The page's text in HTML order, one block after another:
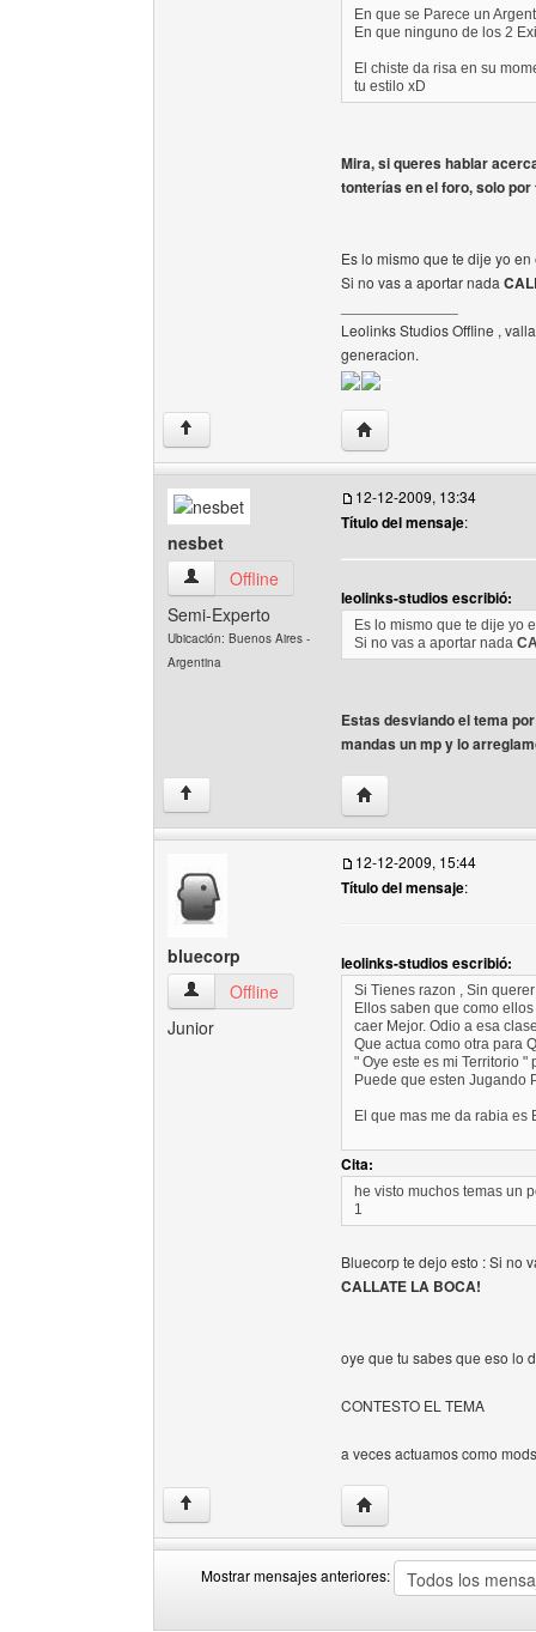
En que se Parece un
En que ninguno de los 2
El chiste da risa en su
tu estilo xD
Mira, si queres hablar
tonterías en el foro, solo
Es lo mismo que te dije yo
Si no vas a aportar nada
Leolinks Studios Offline ,
generacion.
↑ Visitar sitio web del
nesbet
nesbet Ver perfil del usuario
Offline
Semi-Experto
Ubicación: Buenos Aires -
Argentina
12-12-2009, 13:34
Título del mensaje:
leolinks-studios escribió:
Es lo mismo que te dije yo
Si no vas a aportar nada
Estas desviando el tema
mandas un mp y lo
↑ Visitar sitio web del
bluecorp
bluecorp Ver perfil del usuario
Offline
Junior
12-12-2009, 15:44
Título del mensaje:
leolinks-studios escribió:
Si Tienes razon , Sin
Ellos saben que como
caer Mejor. Odio a esa
Que actua como otra para
" Oye este es mi Territorio
Puede que esten Jugando
El que mas me da rabia es
Cita:
he visto muchos temas un
1
Bluecorp te dejo esto : Si no
CALLATE LA BOCA!
oye que tu sabes que eso lo
CONTESTO EL TEMA
a veces actuamos como
↑ Visitar sitio web del
Mostrar mensajes anteriores: